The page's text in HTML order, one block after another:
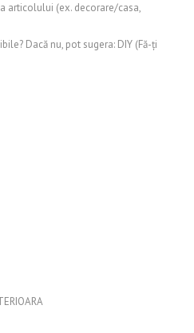
articolului (ex. decorare/casa,
Dacă nu, pot sugera: DIY (Fă-ți